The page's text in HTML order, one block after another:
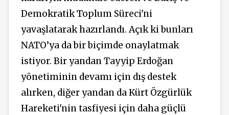
Demokratik Toplum Süreci'ni
yavaşlatarak hazırlandı. Açık ki bunları
NATO’ya da bir biçimde onaylatmak
istiyor. Bir yandan Tayyip Erdoğan
yönetiminin devamı için dış destek
alırken, diğer yandan da Kürt Özgürlük
Hareketi'nin tasfiyesi için daha güçlü